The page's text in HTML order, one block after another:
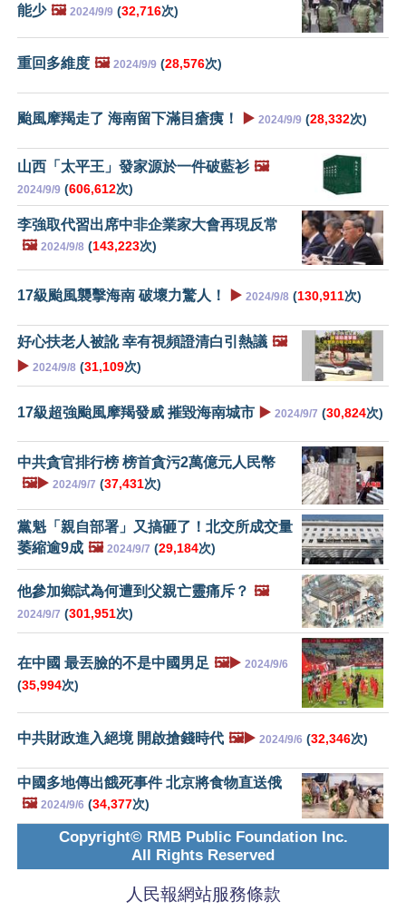
能少 🖼️ 2024/9/9 (32,716次)
重回多維度 🖼️ 2024/9/9 (28,576次)
颱風摩羯走了 海南留下滿目瘡痍！ ▶️ 2024/9/9 (28,332次)
山西「太平王」發家源於一件破藍衫 🖼️
2024/9/9 (606,612次)
李強取代習出席中非企業家大會再現反常
🖼️ 2024/9/8 (143,223次)
17級颱風襲擊海南 破壞力驚人！ ▶️ 2024/9/8 (130,911次)
好心扶老人被訛 幸有視頻證清白引熱議 🖼️
▶️ 2024/9/8 (31,109次)
17級超強颱風摩羯發威 摧毀海南城市 ▶️ 2024/9/7 (30,824次)
中共貪官排行榜 榜首貪污2萬億元人民幣
🖼️▶️ 2024/9/7 (37,431次)
黨魁「親自部署」又搞砸了！北交所成交量
萎縮逾9成 🖼️ 2024/9/7 (29,184次)
他參加鄉試為何遭到父親亡靈痛斥？ 🖼️
2024/9/7 (301,951次)
在中國 最丟臉的不是中國男足 🖼️▶️ 2024/9/6
(35,994次)
中共財政進入絕境 開啟搶錢時代 🖼️▶️ 2024/9/6 (32,346次)
中國多地傳出餓死事件 北京將食物直送俄
🖼️ 2024/9/6 (34,377次)
Copyright© RMB Public Foundation Inc.
All Rights Reserved
人民報網站服務條款